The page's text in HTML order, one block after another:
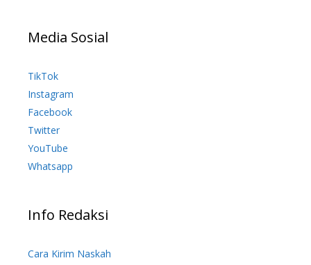
Media Sosial
TikTok
Instagram
Facebook
Twitter
YouTube
Whatsapp
Info Redaksi
Cara Kirim Naskah